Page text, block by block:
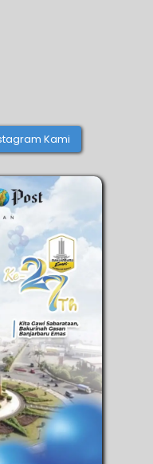
Kami